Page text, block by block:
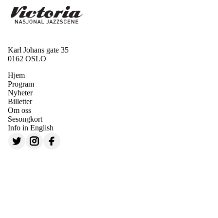
Karl Johans gate 35
0162 OSLO
Hjem
Program
Nyheter
Billetter
Om oss
Sesongkort
Info in English